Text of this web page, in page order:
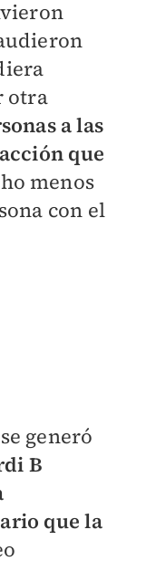
otra
a las
que
menos
con el
generó
B
que la